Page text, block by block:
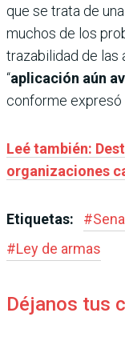
que se trata de
muchos de los
trazabilidad de las
“aplicación aún
conforme expresó
Leé también:
organizaciones
Etiquetas: #
#Ley de armas
Déjanos tus